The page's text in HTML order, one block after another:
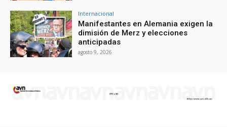
Internacional
Manifestantes en Alemania exigen la
dimisión de Merz y elecciones
anticipadas
agosto 9, 2026